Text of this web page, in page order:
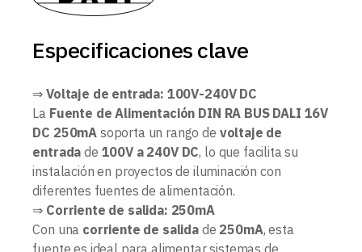
Especificaciones clave
⇒ Voltaje de entrada: 100V-240V DC
La Fuente de Alimentación DIN RA BUS DALI 16V
DC 250mA soporta un rango de voltaje de
entrada de 100V a 240V DC, lo que facilita su
instalación en proyectos de iluminación con
diferentes fuentes de alimentación.
⇒ Corriente de salida: 250mA
Con una corriente de salida de 250mA, esta
fuente es ideal para alimentar sistemas de